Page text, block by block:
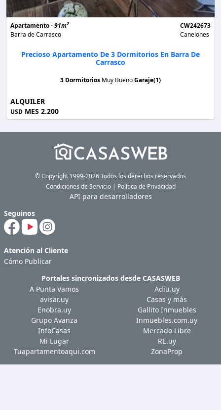
Apartamento -91m2
Barra de Carrasco
CW242673
Canelones
Precioso Apartamento De 3 Dormitorios En Barra De
Carrasco
3 Dormitorios Muy BuenoGaraje(1)
ALQUILER
USD MES 2.200
Seguinos
Atención al Cliente
Cómo Publicar
© Copyright 1999-2026 Todos los derechos reservados
Condiciones de Servicio| Política de Privacidad
API para desarrolladores
Portales sincronizados desde CASASWEB
A Punta Vamos
Adiu.uy
avisar.uy
Casas y más
Enobra.uy
Gallito Inmuebles
Grupo Avanza
Inmuebles.com.uy
InfoCasas
Mercado Libre
Mi Lugar
RE.uy
Tuapartamentoaqui.com
ZonaProp